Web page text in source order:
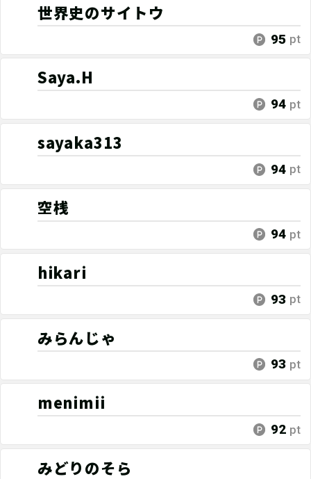
世界史のサイトウ
95 pt
Saya.H
94 pt
sayaka313
94 pt
空桟
94 pt
hikari
93 pt
みらんじゃ
93 pt
menimii
92 pt
みどりのそら